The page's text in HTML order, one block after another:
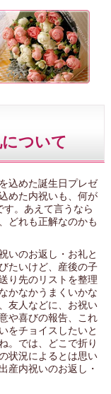
ついて
込めた誕生日プレゼ
めた内祝いも、何が
。あえて言うなら
どれも正解なのかも
いのお返し・お礼と
たいけど、産後の子
り先のリストを整理
かなかうまくいかな
友人などに、お祝い
や喜びの報告、これ
をチョイスしたいと
。では、どこで折り
状況によるとは思い
産内祝いのお返し・